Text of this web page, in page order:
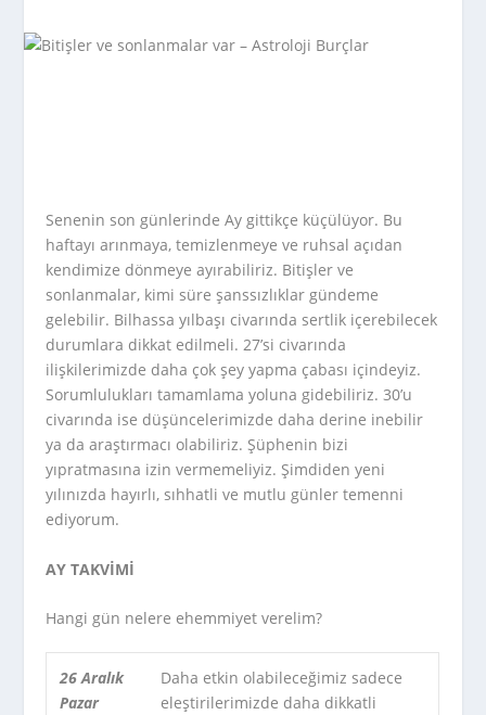
Senenin son günlerinde Ay gittikçe küçülüyor. Bu
haftayı arınmaya, temizlenmeye ve ruhsal açıdan
kendimize dönmeye ayırabiliriz. Bitişler ve
sonlanmalar, kimi süre şanssızlıklar gündeme
gelebilir. Bilhassa yılbaşı civarında sertlik içerebilecek
durumlara dikkat edilmeli. 27’si civarında
ilişkilerimizde daha çok şey yapma çabası içindeyiz.
Sorumlulukları tamamlama yoluna gidebiliriz. 30’u
civarında ise düşüncelerimizde daha derine inebilir
ya da araştırmacı olabiliriz. Şüphenin bizi
yıpratmasına izin vermemeliyiz. Şimdiden yeni
yılınızda hayırlı, sıhhatli ve mutlu günler temenni
ediyorum.
AY TAKVİMİ
Hangi gün nelere ehemmiyet verelim?
26 Aralık
Pazar
Daha etkin olabileceğimiz sadece
eleştirilerimizde daha dikkatli